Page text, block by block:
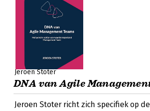
Jeroen Stoter
DNA van Agile
Jeroen Stoter richt zich specifiek op